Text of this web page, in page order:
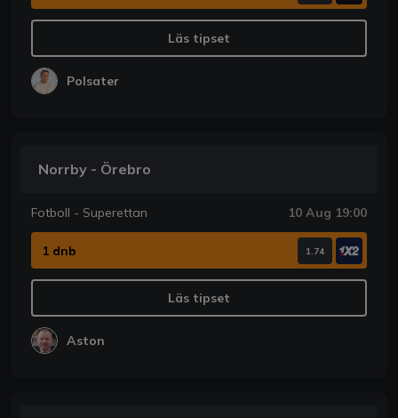
Läs tipset
Polsater
Norrby - Örebro
Fotboll - Superettan 10 Aug 19:00
1 dnb 1.74
Läs tipset
Aston